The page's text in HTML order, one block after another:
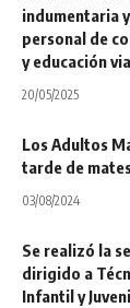
indumentaria
personal de
y educación
20/05/2025
Los Adultos
tarde de
03/08/2024
Se realizó la
dirigido a
Infantil y